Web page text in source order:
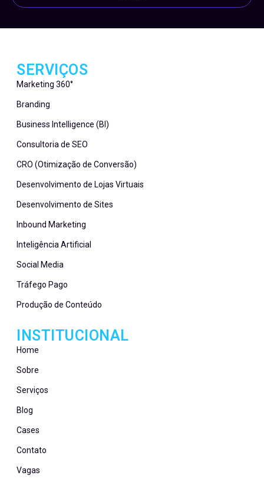
SERVIÇOS
Marketing 360°
Branding
Business Intelligence (BI)
Consultoria de SEO
CRO (Otimização de Conversão)
Desenvolvimento de Lojas Virtuais
Desenvolvimento de Sites
Inbound Marketing
Inteligência Artificial
Social Media
Tráfego Pago
Produção de Conteúdo
INSTITUCIONAL
Home
Sobre
Serviços
Blog
Cases
Contato
Vagas